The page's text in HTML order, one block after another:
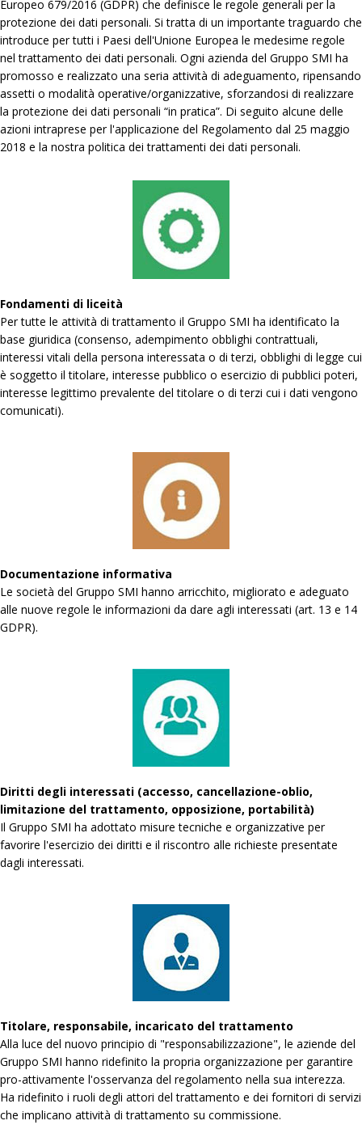
Europeo 679/2016 (GDPR) che definisce le regole generali per la
protezione dei dati personali. Si tratta di un importante traguardo che
introduce per tutti i Paesi dell'Unione Europea le medesime regole
nel trattamento dei dati personali. Ogni azienda del Gruppo SMI ha
promosso e realizzato una seria attività di adeguamento, ripensando
assetti o modalità operative/organizzative, sforzandosi di realizzare
la protezione dei dati personali “in pratica”. Di seguito alcune delle
azioni intraprese per l'applicazione del Regolamento dal 25 maggio
2018 e la nostra politica dei trattamenti dei dati personali.
Fondamenti di liceità
Per tutte le attività di trattamento il Gruppo SMI ha identificato la
base giuridica (consenso, adempimento obblighi contrattuali,
interessi vitali della persona interessata o di terzi, obblighi di legge cui
è soggetto il titolare, interesse pubblico o esercizio di pubblici poteri,
interesse legittimo prevalente del titolare o di terzi cui i dati vengono
comunicati).
Documentazione informativa
Le società del Gruppo SMI hanno arricchito, migliorato e adeguato
alle nuove regole le informazioni da dare agli interessati (art. 13 e 14
GDPR).
Diritti degli interessati (accesso, cancellazione-oblio,
limitazione del trattamento, opposizione, portabilità)
Il Gruppo SMI ha adottato misure tecniche e organizzative per
favorire l'esercizio dei diritti e il riscontro alle richieste presentate
dagli interessati.
Titolare, responsabile, incaricato del trattamento
Alla luce del nuovo principio di "responsabilizzazione", le aziende del
Gruppo SMI hanno ridefinito la propria organizzazione per garantire
pro-attivamente l'osservanza del regolamento nella sua interezza.
Ha ridefinito i ruoli degli attori del trattamento e dei fornitori di servizi
che implicano attività di trattamento su commissione.